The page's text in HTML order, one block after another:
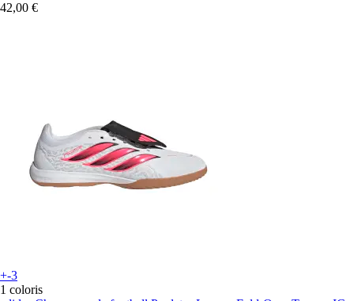
42,00 €
+-3
1 coloris